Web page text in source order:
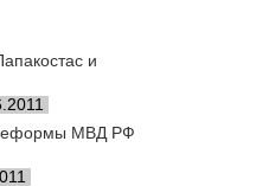
и
реформы МВД РФ